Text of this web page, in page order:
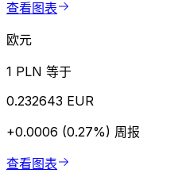
查看图表
欧元
1 PLN 等于
0.232643 EUR
+0.0006 (0.27%) 周报
查看图表